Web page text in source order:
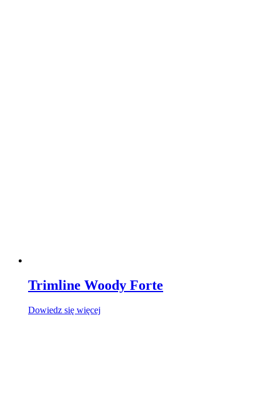
Trimline Woody Forte
Dowiedz się więcej